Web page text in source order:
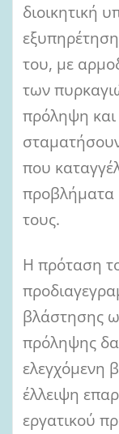
διοικητική
του, με
των
πρόληψη
που
προβλήματα
τους.
Η πρόταση
βλάστησης
πρόληψης
ελεγχόμενη
έλλειψη
εργατικού